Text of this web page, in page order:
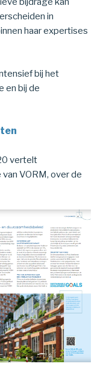
in
haar expertises
bij het
en bij de
vertelt
VORM, over de